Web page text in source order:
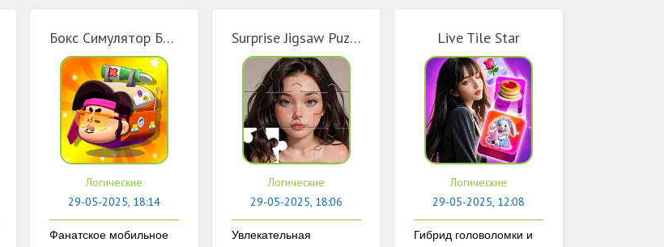
Бокс Симулятор Бравл Старс 2 D
Логические
29-05-2025, 18:14
Фанатское мобильное
Surprise Jigsaw Puzzle
Логические
29-05-2025, 18:06
Увлекательная
Live Tile Star
Логические
29-05-2025, 12:08
Гибрид головоломки и